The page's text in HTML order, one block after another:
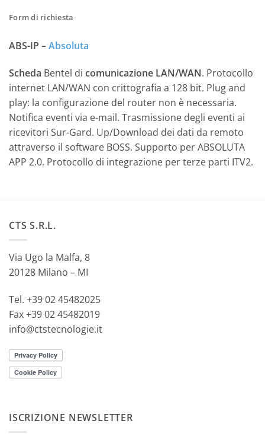
Form di richiesta
ABS-IP –Absoluta
Scheda Bentel di comunicazione LAN/WAN. Protocollo
internet LAN/WAN con crittografia a 128 bit. Plug and
play: la configurazione del router non è necessaria.
Notifica eventi via e-mail. Trasmissione degli eventi ai
ricevitori Sur-Gard. Up/Download dei dati da remoto
attraverso il software BOSS. Supporto per ABSOLUTA
APP 2.0. Protocollo di integrazione per terze parti ITV2.
CTS S.R.L.
Via Ugo la Malfa, 8
20128 Milano – MI
Tel. +39 02 45482025
Fax +39 02 45482019
info@ctstecnologie.it
ISCRIZIONE NEWSLETTER